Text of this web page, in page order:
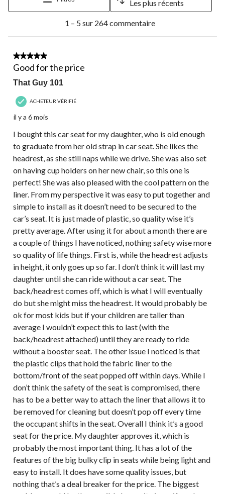
Les plus récents
5
264
commentaire.
1 – 5 sur 264 commentaire
4 étoile(s) sur 5.
Good for the price
That Guy 101
ACHETEUR VÉRIFIÉ
il y a 6 mois
I bought this car seat for my daughter, who is old enough
to graduate from her old strap in car seat. She likes the
headrest, as she still naps while we drive. She was also set
on having cup holders on her new chair, so this one is
perfect! She was also pleased with the cool pattern on the
liner. From my perspective it was easy to put together and
simple to install as it doesn’t need to be secured to the
car’s seat. It is just made of plastic, so quality wise it’s
pretty average. After using it for about a month there are
a couple of things I have noticed, nothing safety wise more
so quality of life things. First is, while the headrest adjusts
in height, it only goes up so far. I don’t think it will last my
daughter until she can ride without a car seat. The
back/headrest comes off, which is what I will eventually
do but she might miss the headrest. It would probably be
ok for most kids but if your children are taller than
average I wouldn’t expect this to last (with the
back/headrest attached) until they are ready to ride
without a booster seat. The other issue I noticed is that
the plastic clips that hold the fabric liner to the
bottom/front of the seat popped off within days. While I
don’t think the safety of the seat is compromised, there
has to be a better way to attach the liner that allows it to
be removed for cleaning but doesn’t pop off every time
the occupant shifts in the seat. Overall I think it’s a good
seat for the price. My daughter approves it, which is
probably the most important thing. It has a lot of the
features of the big bulky clip in seats while being light and
easy to install. It does have some quality issues, but
nothing that’s a deal breaker for the price. The biggest